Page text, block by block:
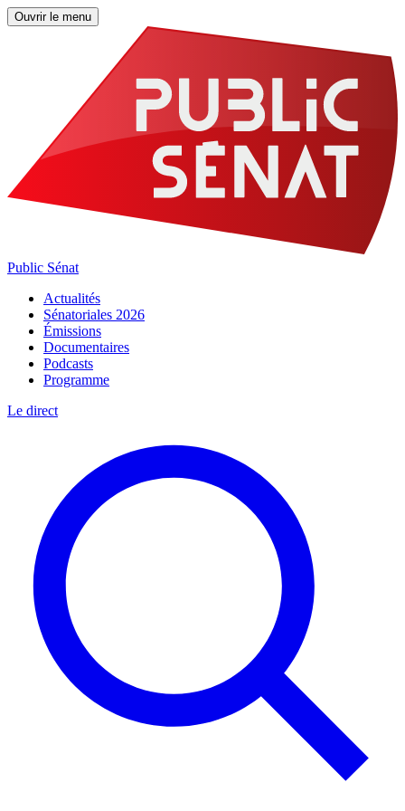
Ouvrir le menu
Public Sénat
Actualités
Sénatoriales 2026
Émissions
Documentaires
Podcasts
Programme
Le direct